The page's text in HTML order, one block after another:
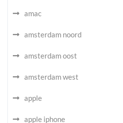
amac
amsterdam noord
amsterdam oost
amsterdam west
apple
apple iphone